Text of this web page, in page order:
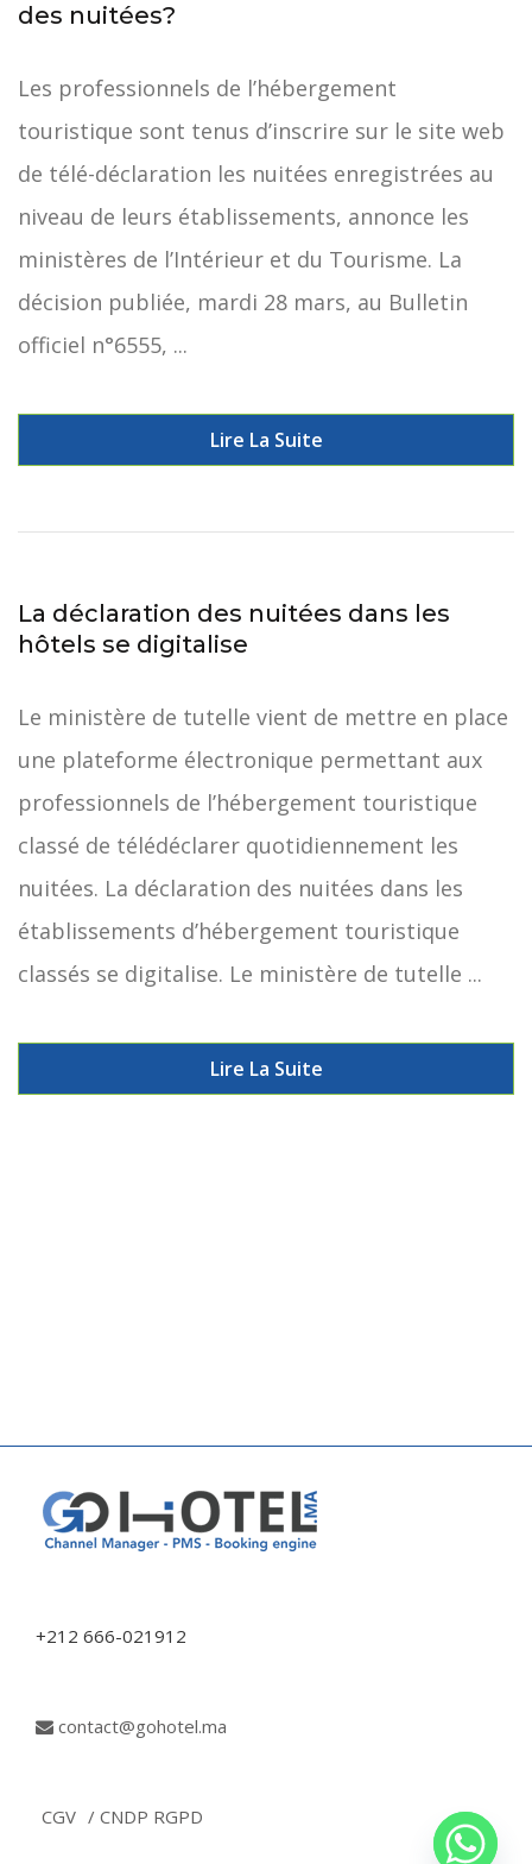
des nuitées?
Les professionnels de l’hébergement
touristique sont tenus d’inscrire sur le site web
de télé-déclaration les nuitées enregistrées au
niveau de leurs établissements, annonce les
ministères de l’Intérieur et du Tourisme. La
décision publiée, mardi 28 mars, au Bulletin
officiel n°6555, ...
Lire La Suite
La déclaration des nuitées dans les
hôtels se digitalise
Le ministère de tutelle vient de mettre en place
une plateforme électronique permettant aux
professionnels de l’hébergement touristique
classé de télédéclarer quotidiennement les
nuitées. La déclaration des nuitées dans les
établissements d’hébergement touristique
classés se digitalise. Le ministère de tutelle ...
Lire La Suite
+212 666-021912
contact@gohotel.ma
CGV / CNDP RGPD